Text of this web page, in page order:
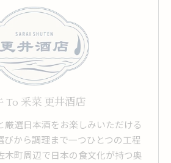
To 釆菜 更井酒店
厳選日本酒をお楽しみいただける
びから調理まで一つひとつの工程
木町周辺で日本の食文化が持つ奥